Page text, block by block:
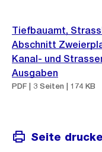
Tiefbauamt,
Abschnitt
Kanal- und
Ausgaben
PDF | 3 Seiten | 174 KB
Seite